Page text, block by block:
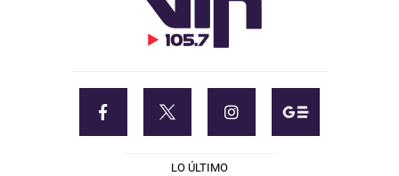
LO ÚLTIMO